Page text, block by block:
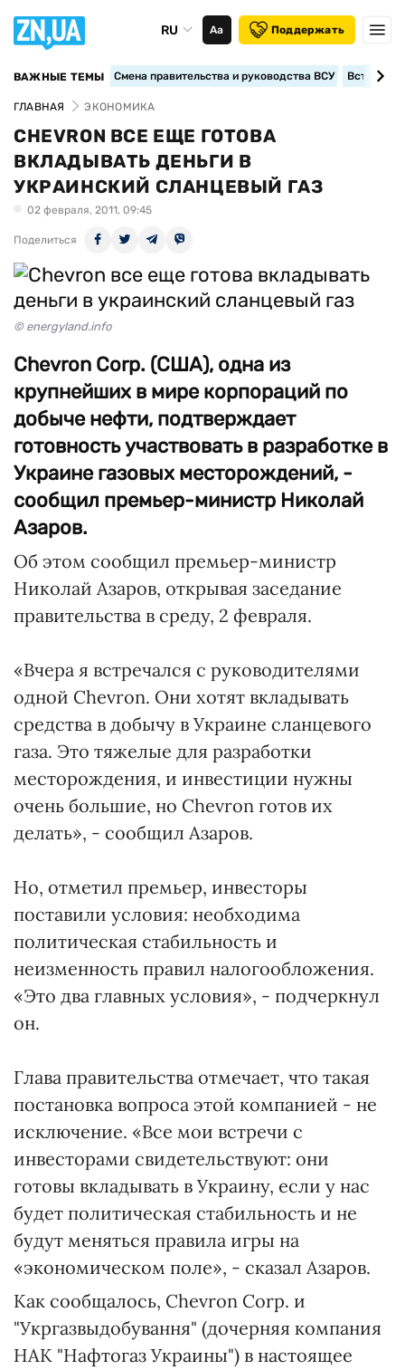
RU Аа Поддержать
ВАЖНЫЕ ТЕМЫ Смена правительства и руководства ВСУ
ГЛАВНАЯ ЭКОНОМИКА
CHEVRON ВCЕ ЕЩЕ ГОТОВА
ВКЛАДЫВАТЬ ДЕНЬГИ В
УКРАИНСКИЙ СЛАНЦЕВЫЙ ГАЗ
02 февраля, 2011, 09:45
Поделиться
© energyland.info
Chevron Corp. (США), одна из
крупнейших в мире корпораций по
добыче нефти, подтверждает
готовность участвовать в разработке в
Украине газовых месторождений, -
сообщил премьер-министр Николай
Азаров.
Об этом сообщил премьер-министр
Николай Азаров, открывая заседание
правительства в среду, 2 февраля.
«Вчера я встречался с руководителями
одной Chevron. Они хотят вкладывать
средства в добычу в Украине сланцевого
газа. Это тяжелые для разработки
месторождения, и инвестиции нужны
очень большие, но Chevron готов их
делать», - сообщил Азаров.
Но, отметил премьер, инвесторы
поставили условия: необходима
политическая стабильность и
неизменность правил налогообложения.
«Это два главных условия», - подчеркнул
он.
Глава правительства отмечает, что такая
постановка вопроса этой компанией - не
исключение. «Все мои встречи с
инвесторами свидетельствуют: они
готовы вкладывать в Украину, если у нас
будет политическая стабильность и не
будут меняться правила игры на
«экономическом поле», - сказал Азаров.
Как сообщалось, Chevron Corp. и
"Укргазвыдобування" (дочерняя компания
НАК "Нафтогаз Украины") в настоящее